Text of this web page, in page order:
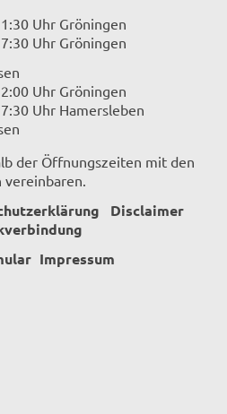
Uhr Gröningen
Uhr Gröningen
Uhr Gröningen
Uhr Hamersleben
der Öffnungszeiten mit den
Disclaimer
Impressum